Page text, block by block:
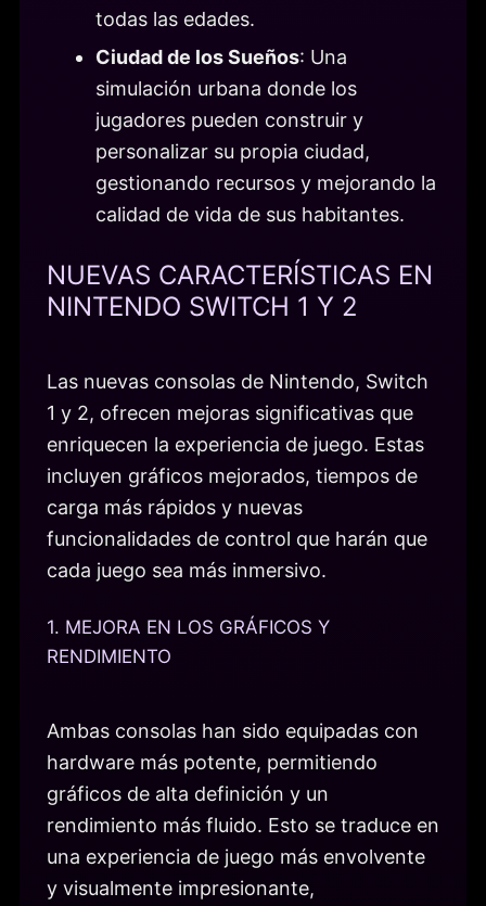
todas las edades.
Ciudad de los Sueños: Una
simulación urbana donde los
jugadores pueden construir y
personalizar su propia ciudad,
gestionando recursos y mejorando la
calidad de vida de sus habitantes.
NUEVAS CARACTERÍSTICAS EN
NINTENDO SWITCH 1 Y 2
Las nuevas consolas de Nintendo, Switch
1 y 2, ofrecen mejoras significativas que
enriquecen la experiencia de juego. Estas
incluyen gráficos mejorados, tiempos de
carga más rápidos y nuevas
funcionalidades de control que harán que
cada juego sea más inmersivo.
1. MEJORA EN LOS GRÁFICOS Y
RENDIMIENTO
Ambas consolas han sido equipadas con
hardware más potente, permitiendo
gráficos de alta definición y un
rendimiento más fluido. Esto se traduce en
una experiencia de juego más envolvente
y visualmente impresionante,